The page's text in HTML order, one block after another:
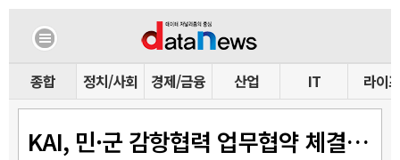
종합 정치/사회 경제/금융 산업 IT 라이프
KAI, 민·군 감항협력 업무협약 체결…